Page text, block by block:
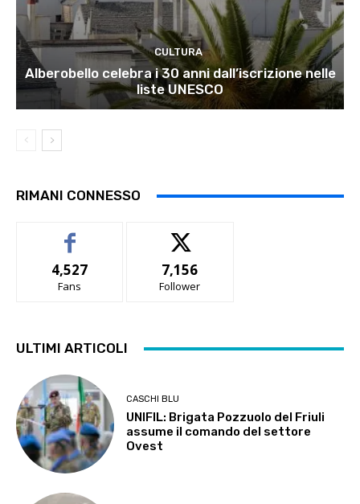
CULTURA
Alberobello celebra i 30 anni dall’iscrizione nelle
liste UNESCO
RIMANI CONNESSO
4,527
Fans
7,156
Follower
ULTIMI ARTICOLI
CASCHI BLU
UNIFIL: Brigata Pozzuolo del Friuli
assume il comando del settore
Ovest